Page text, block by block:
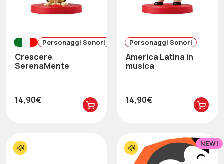
Personaggi Sonori
Crescere
SerenaMente
14,90€
Personaggi Sonori
America Latina in
musica
14,90€
NEW!